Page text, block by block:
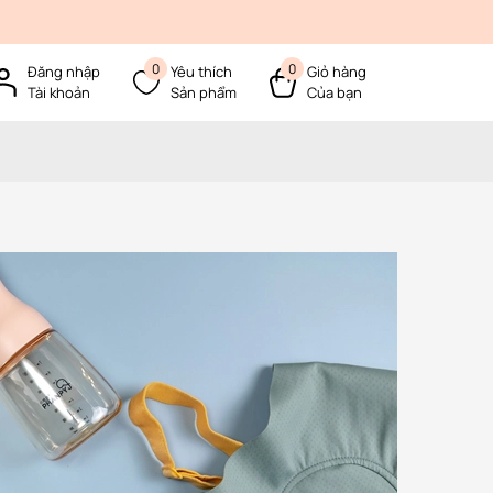
Đăng nhập
Tài khoản
0 Yêu thích
Sản phẩm
0 Giỏ hàng
Của bạn